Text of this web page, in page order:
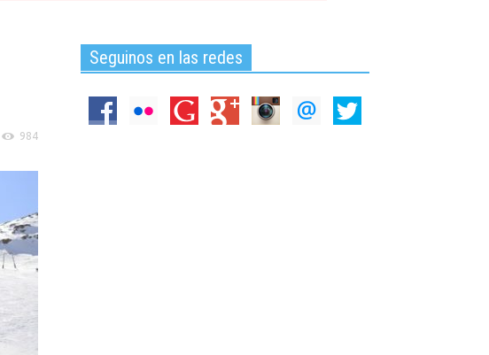
984
Seguinos en las redes